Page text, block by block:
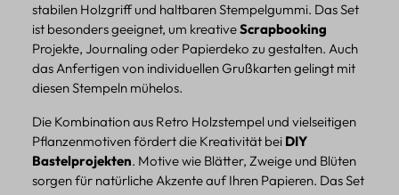
stabilen Holzgriff und haltbaren Stempelgummi. Das Set
ist besonders geeignet, um kreativeScrapbooking
Projekte, Journaling oder Papierdeko zu gestalten. Auch
das Anfertigen von individuellen Grußkarten gelingt mit
diesen Stempeln mühelos.
Die Kombination aus Retro Holzstempel und vielseitigen
Pflanzenmotiven fördert die Kreativität bei DIY
Bastelprojekten. Motive wie Blätter, Zweige und Blüten
sorgen für natürliche Akzente auf Ihren Papieren. Das Set